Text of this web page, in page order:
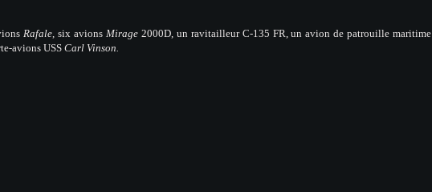
Rafale , six avions Mirage2000D, un ravitailleur C-135 FR, un avion de patrouille maritime
avions USS Carl Vinson.